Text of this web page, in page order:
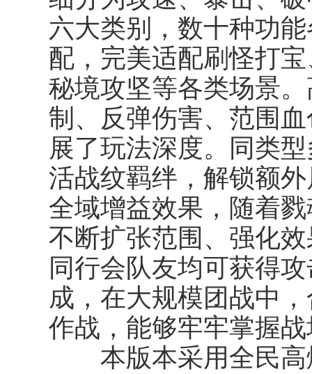
六大类别，数十种功
配，完美适配刷怪打
秘境攻坚等各类场景
制、反弹伤害、范围
展了玩法深度。同类
活战纹羁绊 ，解锁额
全域增益效果，随着
不断扩张范围、强化
同行会队友均可获得
成，在大规模团战中
作战，能够牢牢掌握
本版本采用全民高